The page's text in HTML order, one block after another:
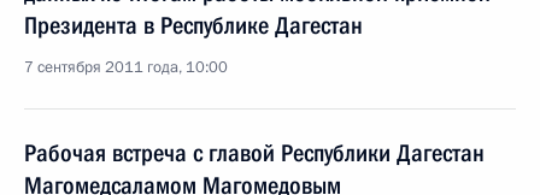
Президента в Республике Дагестан
7 сентября 2011 года, 10:00
Рабочая встреча с главой Республики Дагестан
Магомедсаламом Магомедовым